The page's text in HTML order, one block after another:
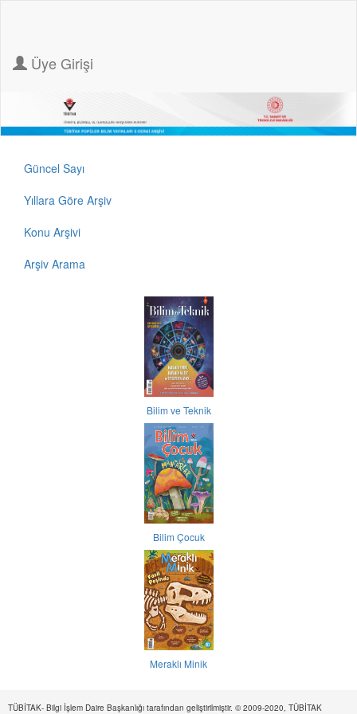
Üye Girişi
Güncel Sayı
Yıllara Göre Arşiv
Konu Arşivi
Arşiv Arama
Bilim ve Teknik
Bilim Çocuk
Meraklı Minik
TÜBİTAK- Bilgi İşlem Daire Başkanlığı tarafından geliştirilmiştir. © 2009-2020, TÜBİTAK